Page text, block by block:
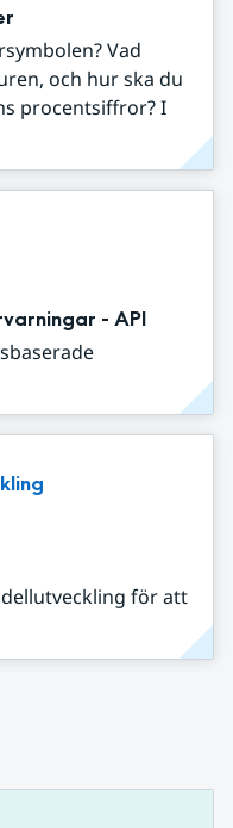
Vad
och hur ska du
procentsiffror? I
- API
för att